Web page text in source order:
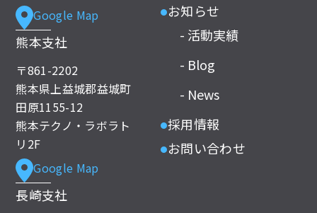
Google Map
熊本支社
〒861-2202
熊本県上益城郡益城町
田原1155-12
熊本テクノ・ラボラト
リ2F
Google Map
長崎支社
● お知らせ
- 活動実績
- Blog
- News
●採用情報
● お問い合わせ